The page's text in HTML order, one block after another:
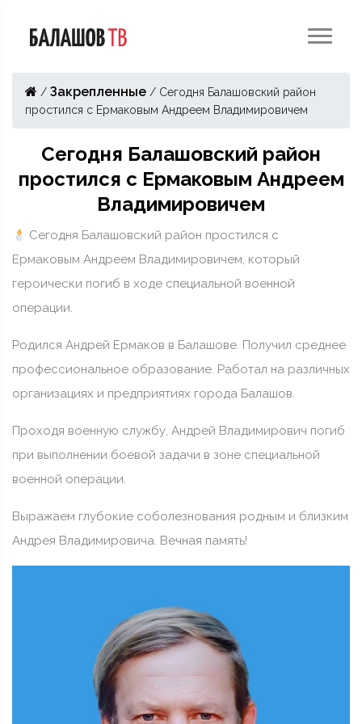
/ Закрепленные / Сегодня Балашовский район
простился с Ермаковым Андреем Владимировичем
Сегодня Балашовский район
простился с Ермаковым Андреем
Владимировичем
Сегодня Балашовский район простился с
Ермаковым Андреем Владимировичем, который
героически погиб в ходе специальной военной
операции.
Родился Андрей Ермаков в Балашове. Получил среднее
профессиональное образование. Работал на различных
организациях и предприятиях города Балашов.
Проходя военную службу, Андрей Владимирович погиб
при выполнении боевой задачи в зоне специальной
военной операции.
Выражаем глубокие соболезнования родным и близким
Андрея Владимировича. Вечная память!